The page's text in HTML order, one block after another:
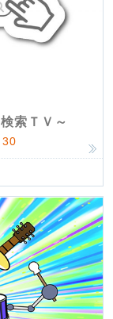
索ＴＶ～
30